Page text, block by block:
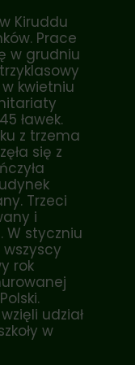
Kiruddu
Prace
w grudniu
kwietniu
ławek.
z trzema
się z
Trzeci
i
W styczniu
wszyscy
rok
udział
w